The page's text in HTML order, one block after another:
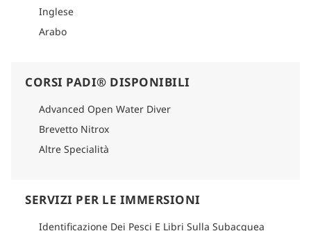
Inglese
Arabo
CORSI PADI® DISPONIBILI
Advanced Open Water Diver
Brevetto Nitrox
Altre Specialità
SERVIZI PER LE IMMERSIONI
Identificazione Dei Pesci E Libri Sulla Subacquea